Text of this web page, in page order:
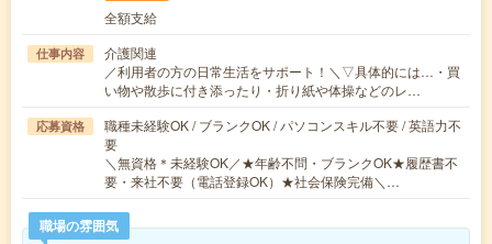
全額支給
仕事内容
介護関連
／利用者の方の日常生活をサポート！＼▽具体的には…・買
い物や散歩に付き添ったり・折り紙や体操などのレ…
応募資格
職種未経験OK / ブランクOK / パソコンスキル不要 / 英語力不
要
＼無資格＊未経験OK／★年齢不問・ブランクOK★履歴書不
要・来社不要（電話登録OK）★社会保険完備＼…
職場の雰囲気